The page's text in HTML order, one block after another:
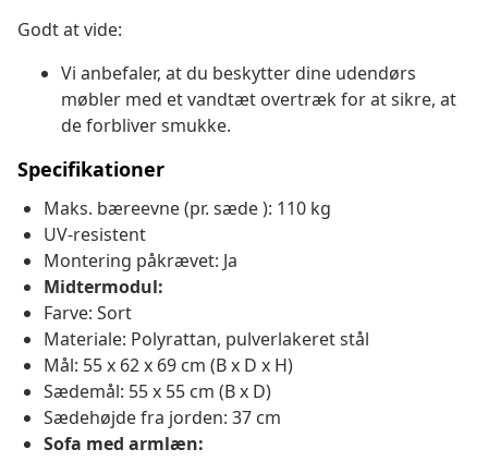
Godt at vide:
Vi anbefaler, at du beskytter dine udendørs
møbler med et vandtæt overtræk for at sikre, at
de forbliver smukke.
Specifikationer
Maks. bæreevne (pr. sæde ): 110 kg
UV-resistent
Montering påkrævet: Ja
Midtermodul:
Farve: Sort
Materiale: Polyrattan, pulverlakeret stål
Mål: 55 x 62 x 69 cm (B x D x H)
Sædemål: 55 x 55 cm (B x D)
Sædehøjde fra jorden: 37 cm
Sofa med armlæn: